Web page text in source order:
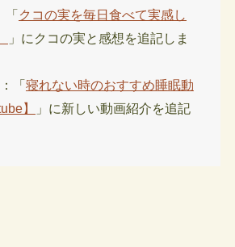
「クコの実を毎日食べて実感し
」にクコの実と感想を追記しま
「寝れない時のおすすめ睡眠動
】
」に新しい動画紹介を追記